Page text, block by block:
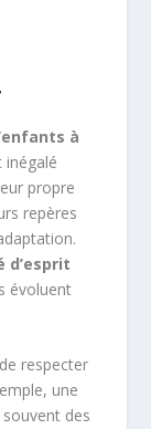
à
propre
repères
d’esprit
évoluent
respecter
une
des